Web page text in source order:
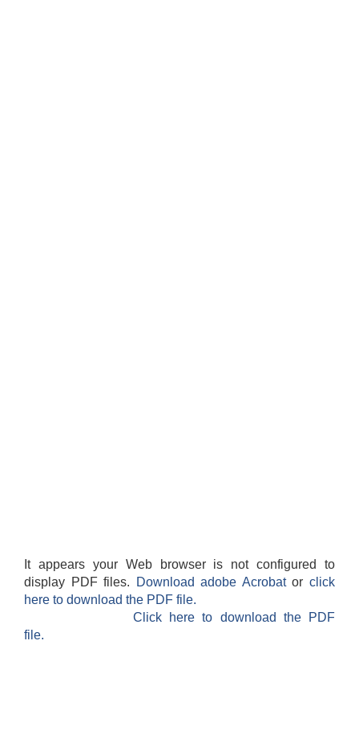
It appears your Web browser is not configured to
display PDF files.
Download adobe Acrobatorclick
here to download the PDF file.
Click here to download the PDF
file.